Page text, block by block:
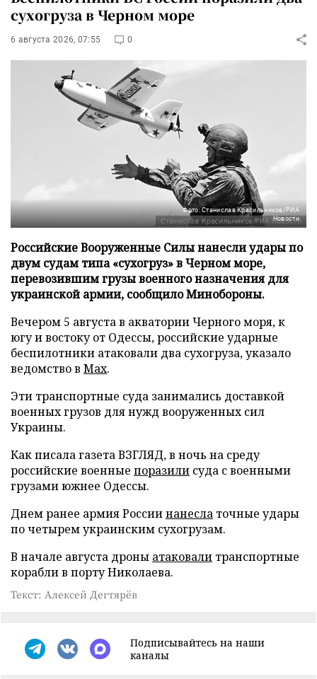
сухогруза в Черном море
6 августа 2026, 07:55 0
Фото: Станислав Красильников/РИА
Новости
Российские Вооруженные Силы нанесли удары по
двум судам типа «сухогруз» в Черном море,
перевозившим грузы военного назначения для
украинской армии, сообщило Минобороны.
Вечером 5 августа в акватории Черного моря, к
югу и востоку от Одессы, российские ударные
беспилотники атаковали два сухогруза, указало
ведомство в Max.
Эти транспортные суда занимались доставкой
военных грузов для нужд вооруженных сил
Украины.
Как писала газета ВЗГЛЯД, в ночь на среду
российские военные поразили суда с военными
грузами южнее Одессы.
Днем ранее армия Россиинанесла точные удары
по четырем украинским сухогрузам.
В начале августа дроны атаковали транспортные
корабли в порту Николаева.
Текст: Алексей Дегтярёв
Подписывайтесь на наши
каналы